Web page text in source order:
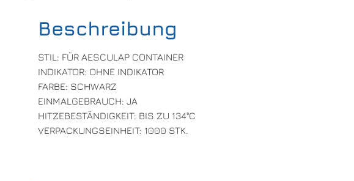
Beschreibung
STIL: FÜR AESCULAP CONTAINER
INDIKATOR: OHNE INDIKATOR
FARBE: SCHWARZ
EINMALGEBRAUCH: JA
HITZEBESTÄNDIGKEIT: BIS ZU 134°C
VERPACKUNGSEINHEIT: 1000 STK.